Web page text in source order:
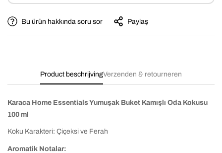
Bu ürün hakkında soru sor Paylaş
Product beschrijvingVerzenden & retourneren
Karaca Home Essentials Yumuşak Buket Kamışlı Oda Kokusu
100 ml
Koku Karakteri: Çiçeksi ve Ferah
Aromatik Notalar: